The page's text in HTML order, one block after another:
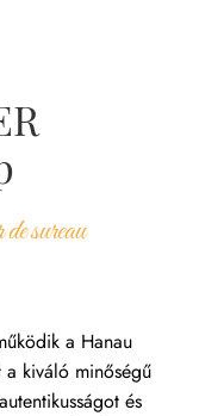
sureau
a Hanau
kiváló minőségű
és